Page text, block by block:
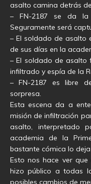
asalto camina detrás
– FN-2187 se da
Seguramente será
– El soldado de asalto
de sus días en la
– El soldado de asalto
infiltrado y espía de la
– FN-2187 es libre
sorpresa.
Esta escena da a
misión de infiltración
asalto, interpretado
academia de la
bastante cómica lo
Esto nos hace ver
hizo público a todas